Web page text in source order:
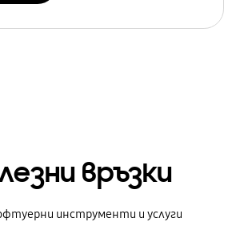
връзки
инструменти и услуги